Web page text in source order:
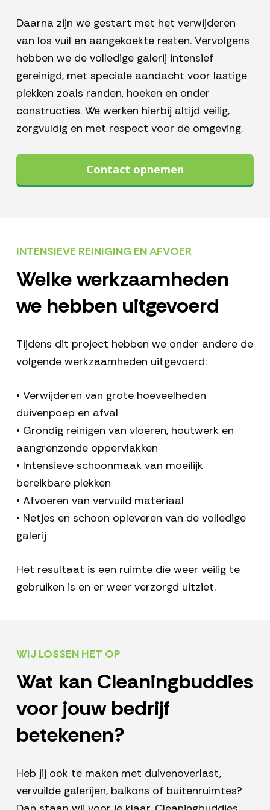
Daarna zijn we gestart met het verwijderen
van los vuil en aangekoekte resten. Vervolgens
hebben we de volledige galerij intensief
gereinigd, met speciale aandacht voor lastige
plekken zoals randen, hoeken en onder
constructies. We werken hierbij altijd veilig,
zorgvuldig en met respect voor de omgeving.
Contact opnemen
INTENSIEVE REINIGING EN AFVOER
Welke werkzaamheden
we hebben uitgevoerd
Tijdens dit project hebben we onder andere de
volgende werkzaamheden uitgevoerd:
• Verwijderen van grote hoeveelheden
duivenpoep en afval
• Grondig reinigen van vloeren, houtwerk en
aangrenzende oppervlakken
• Intensieve schoonmaak van moeilijk
bereikbare plekken
• Afvoeren van vervuild materiaal
• Netjes en schoon opleveren van de volledige
galerij
Het resultaat is een ruimte die weer veilig te
gebruiken is en er weer verzorgd uitziet.
WIJ LOSSEN HET OP
Wat kan Cleaningbuddies
voor jouw bedrijf
betekenen?
Heb jij ook te maken met duivenoverlast,
vervuilde galerijen, balkons of buitenruimtes?